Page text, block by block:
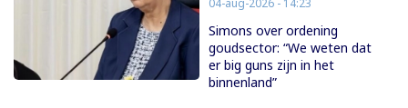
04-aug-2026 - 14:23
Simons over ordening
goudsector: “We weten dat
er big guns zijn in het
binnenland”